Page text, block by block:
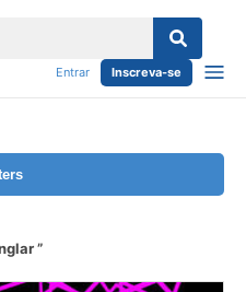
Entrar Inscreva-se